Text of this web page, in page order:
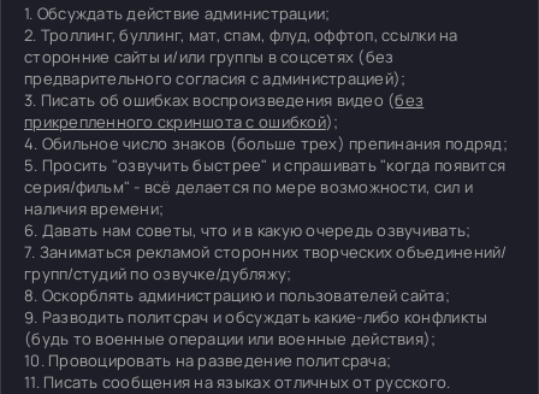
1. Обсуждать действие администрации;
2. Троллинг, буллинг, мат, спам, флуд, оффтоп, ссылки на
сторонние сайты и/или группы в соцсетях (без
предварительного согласия с администрацией);
3. Писать об ошибках воспроизведения видео (без
прикрепленного скриншота с ошибкой);
4. Обильное число знаков (больше трех) препинания подряд;
5. Просить "озвучить быстрее" и спрашивать "когда появится
серия/фильм" - всё делается по мере возможности, сил и
наличия времени;
6. Давать нам советы, что и в какую очередь озвучивать;
7. Заниматься рекламой сторонних творческих объединений/
групп/студий по озвучке/дубляжу;
8. Оскорблять администрацию и пользователей сайта;
9. Разводить политсрач и обсуждать какие-либо конфликты
(будь то военные операции или военные действия);
10. Провоцировать на разведение политсрача;
11. Писать сообщения на языках отличных от русского.